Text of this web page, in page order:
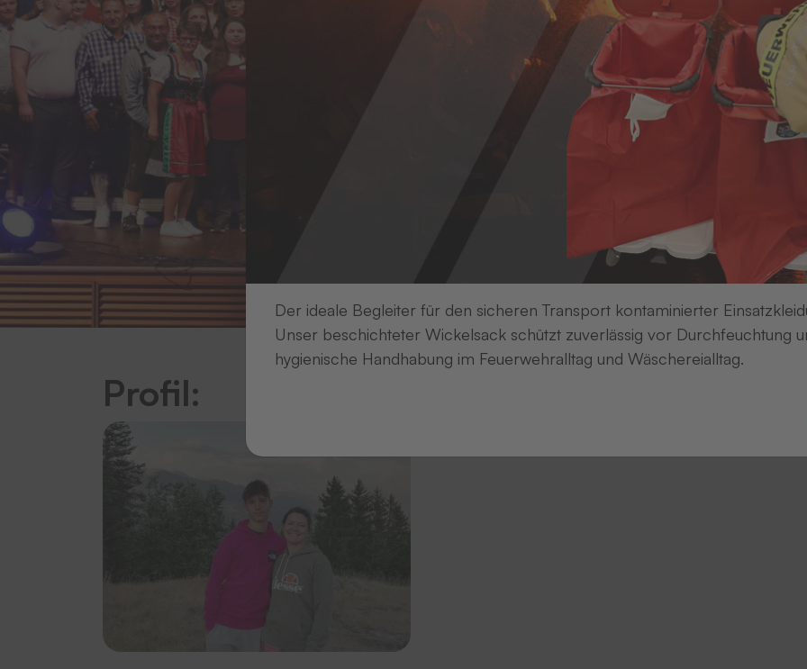
Profil:
Der ideale Begleiter für den sicheren Transport kontaminierter
Unser beschichteter Wickelsack schützt zuverlässig vor Durchfeuchtung
hygienische Handhabung im Feuerwehralltag und Wäschereialltag.